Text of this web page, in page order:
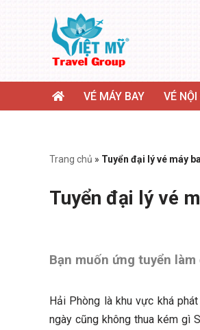
VÉ MÁY BAY VÉ
Trang chủ » Tuyển đại lý vé máy
Tuyển đại lý vé
Bạn muốn ứng tuyển
Hải Phòng là khu vực khá
ngày cũng không thua kém gì